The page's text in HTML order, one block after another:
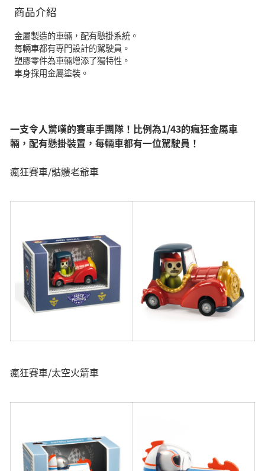
商品介紹
金屬製造的車輛，配有懸掛系統。
每輛車都有專門設計的駕駛員。
塑膠零件為車輛增添了獨特性。
車身採用金屬塗裝。
一支令人驚嘆的賽車手團隊！比例為1/43的瘋狂金屬車
輛，配有懸掛裝置，每輛車都有一位駕駛員！
瘋狂賽車/骷髏老爺車
瘋狂賽車/太空火箭車